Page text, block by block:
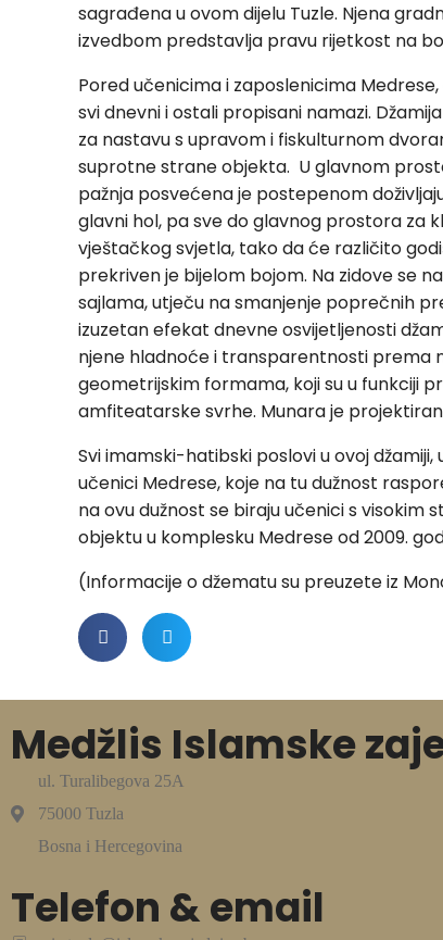
sagrađena u ovom dijelu Tuzle. Njena
izvedbom predstavlja pravu rijetkost na
Pored učenicima i zaposlenicima
svi dnevni i ostali propisani namazi.
za nastavu s upravom i fiskulturnom
suprotne strane objekta. U glavnom
pažnja posvećena je postepenom
glavni hol, pa sve do glavnog prostora za
vještačkog svjetla, tako da će različito
prekriven je bijelom bojom. Na zidove se
sajlama, utječu na smanjenje poprečnih
izuzetan efekat dnevne osvijetljenosti
njene hladnoće i transparentnosti prema
geometrijskim formama, koji su u funkciji
amfiteatarske svrhe. Munara je
Svi imamski-hatibski poslovi u ovoj džamiji,
učenici Medrese, koje na tu dužnost
na ovu dužnost se biraju učenici s
objektu u komplesku Medrese od 2009.
(Informacije o džematu su preuzete iz
Medžlis Islamske
ul. Turalibegova 25A
75000 Tuzla
Bosna i Hercegovina
Telefon & email